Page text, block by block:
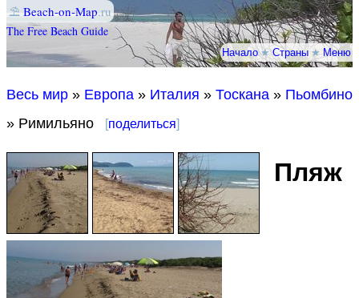
⛱ Beach-on-Map.ru
The Free Beach Guide
Начало★Страны★Меню
Весь мир » Европа » Италия » Тоскана » Пьомбино
» Римильяно
[поделиться]
Пляж